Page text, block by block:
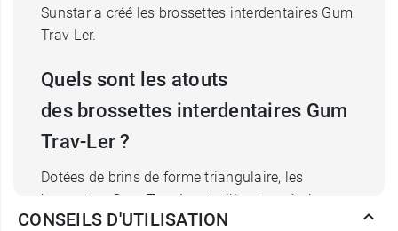
Sunstar a créé les brossettes interdentaires Gum
Trav-Ler.
Quels sont les atouts
des brossettes interdentaires Gum
Trav-Ler ?
Dotées de brins de forme triangulaire, les
brossettes Gum Trav-Ler s'utilisent après le
brossage classique et vous permettent d'éliminer
CONSEILS D'UTILISATION